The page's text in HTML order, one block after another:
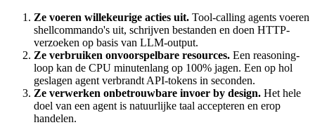
Ze voeren willekeurige acties uit. Tool-calling agents voeren
shellcommando's uit, schrijven bestanden en doen HTTP-
verzoeken op basis van LLM-output.
Ze verbruiken onvoorspelbare resources. Een reasoning-
loop kan de CPU minutenlang op 100% jagen. Een op hol
geslagen agent verbrandt API-tokens in seconden.
Ze verwerken onbetrouwbare invoer by design. Het hele
doel van een agent is natuurlijke taal accepteren en erop
handelen.